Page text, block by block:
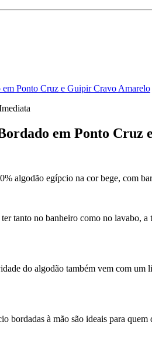
Ponto Cruz e Guipir Cravo Amarelo
em Ponto
algodão egípcio na cor bege, com
tanto no banheiro como no lavabo,
do algodão também vem com
bordadas à mão são ideais para